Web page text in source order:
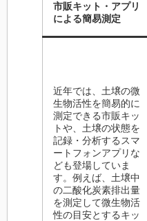
市販キット・アプリ
による簡易測定
近年では、土壌の微
生物活性を簡易的に
測定できる市販キッ
トや、土壌の状態を
記録・分析するスマ
ートフォンアプリな
ども登場していま
す。例えば、土壌中
の二酸化炭素排出量
を測定して微生物活
性の目安とするキッ